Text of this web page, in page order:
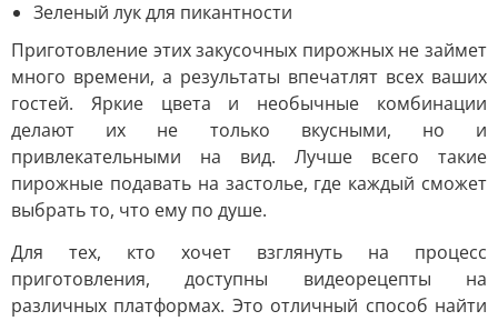
Зеленый лук для пикантности
Приготовление этих закусочных пирожных не займет
много времени, а результаты впечатлят всех ваших
гостей. Яркие цвета и необычные комбинации
делают их не только вкусными, но и
привлекательными на вид. Лучше всего такие
пирожные подавать на застолье, где каждый сможет
выбрать то, что ему по душе.
Для тех, кто хочет взглянуть на процесс
приготовления, доступны видеорецепты на
различных платформах. Это отличный способ найти